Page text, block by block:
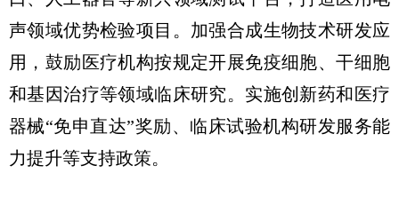
声领域优势检验项目。加强合成生物技术研发应
用，鼓励医疗机构按规定开展免疫细胞、干细胞
和基因治疗等领域临床研究。实施创新药和医疗
器械“免申直达”奖励、临床试验机构研发服务能
力提升等支持政策。